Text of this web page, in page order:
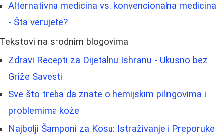
Alternativna medicina vs. konvencionalna medicina
- Šta verujete?
Tekstovi na srodnim blogovima
Zdravi Recepti za Dijetalnu Ishranu - Ukusno bez
Griže Savesti
Sve što treba da znate o hemijskim pilingovima i
problemima kože
Najbolji Šamponi za Kosu: Istraživanje i Preporuke